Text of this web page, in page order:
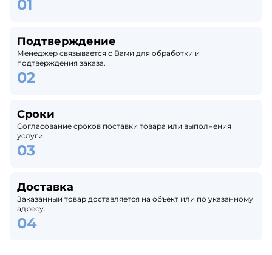
Подтверждение
Менеджер связывается с Вами для обработки и
подтверждения заказа.
Сроки
Согласование сроков поставки товара или выполнения
услуги.
Доставка
Заказанный товар доставляется на объект или по указанному
адресу.